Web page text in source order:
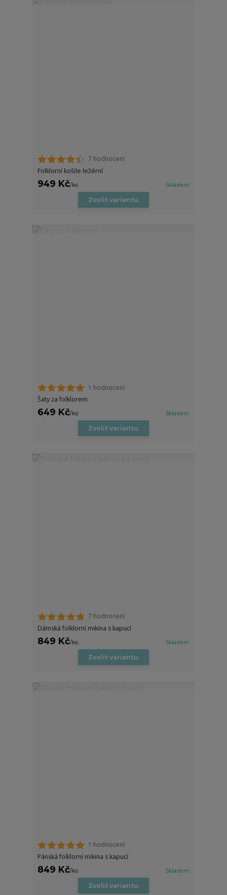
7 hodnocení
Folklorní košile ležérní
949 Kč/ks Skladem
Zvolit variantu
1 hodnocení
Šaty za folklorem
649 Kč/ks Skladem
Zvolit variantu
7 hodnocení
Dámská folklorní mikina s kapucí
849 Kč/ks Skladem
Zvolit variantu
1 hodnocení
Pánská folklorní mikina s kapucí
849 Kč/ks Skladem
Zvolit variantu